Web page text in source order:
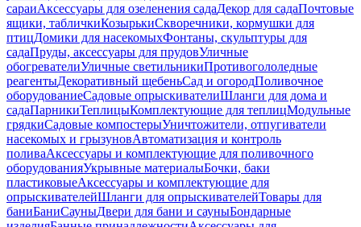
сараиАксессуары для озеленения садаДекор для садаПочтовые
ящики, табличкиКозырькиСкворечники, кормушки для
птицДомики для насекомыхФонтаны, скульптуры для
садаПруды, аксессуары для прудовУличные
обогревателиУличные светильникиПротивогололедные
реагентыДекоративный щебеньСад и огородПоливочное
оборудованиеСадовые опрыскивателиШланги для дома и
садаПарникиТеплицыКомплектующие для теплицМодульные
грядкиСадовые компостерыУничтожители, отпугиватели
насекомых и грызуновАвтоматизация и контроль
поливаАксессуары и комплектующие для поливочного
оборудованияУкрывные материалыБочки, баки
пластиковыеАксессуары и комплектующие для
опрыскивателейШланги для опрыскивателейТовары для
баниБаниСауныДвери для бани и сауныБондарные